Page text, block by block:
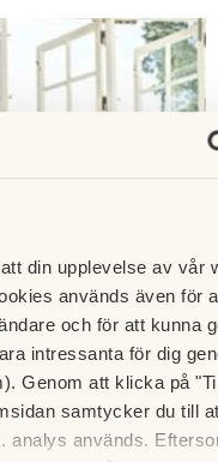
din upplevelse av vår
används även för
och för att kunna
intressanta för dig
Genom att klicka på
samtycker du till
analys används.